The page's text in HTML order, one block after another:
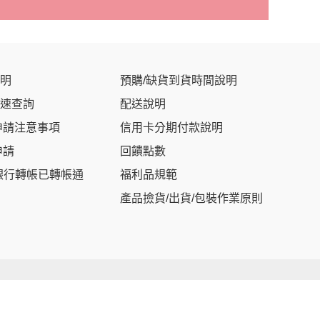
查詢
注意事項
請
行轉帳已轉帳通
預購/缺貨到貨時間說明
配送說明
信用卡分期付款說明
回饋點數
福利品規範
產品撿貨/出貨/包裝作業原則